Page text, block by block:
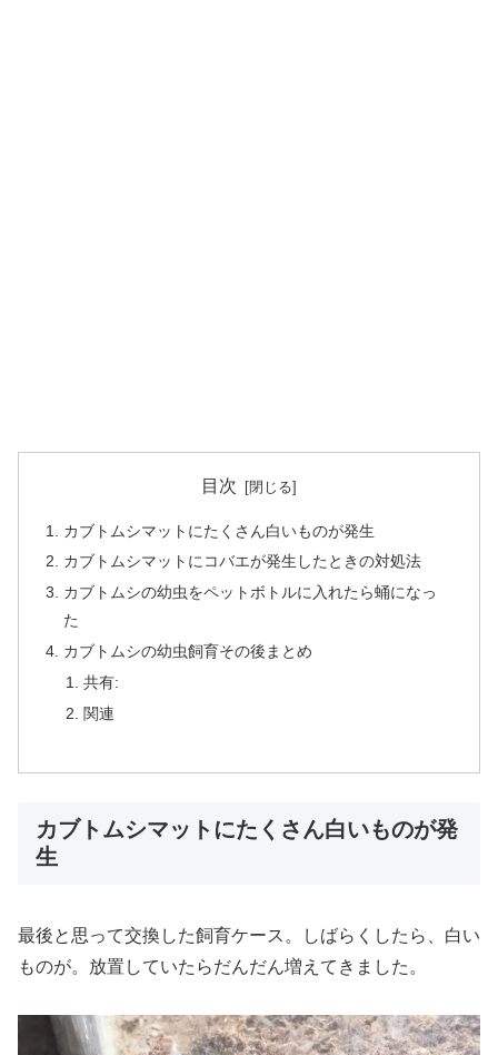
目次
カブトムシマットにたくさん白いものが発生
カブトムシマットにコバエが発生したときの対処法
カブトムシの幼虫をペットボトルに入れたら蛹になっ
た
カブトムシの幼虫飼育その後まとめ
共有:
関連
カブトムシマットにたくさん白いものが発
生
最後と思って交換した飼育ケース。しばらくしたら、白い
ものが。放置していたらだんだん増えてきました。